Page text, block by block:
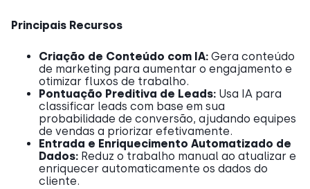
Principais Recursos
Criação de Conteúdo com IA: Gera conteúdo
de marketing para aumentar o engajamento e
otimizar fluxos de trabalho.
Pontuação Preditiva de Leads: Usa IA para
classificar leads com base em sua
probabilidade de conversão, ajudando equipes
de vendas a priorizar efetivamente.
Entrada e Enriquecimento Automatizado de
Dados: Reduz o trabalho manual ao atualizar e
enriquecer automaticamente os dados do
cliente.